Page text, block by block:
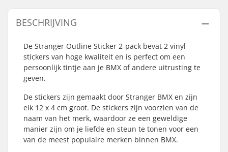
BESCHRIJVING
De Stranger Outline Sticker 2-pack bevat 2 vinyl
stickers van hoge kwaliteit en is perfect om een
persoonlijk tintje aan je BMX of andere uitrusting te
geven.
De stickers zijn gemaakt door Stranger BMX en zijn
elk 12 x 4 cm groot. De stickers zijn voorzien van de
naam van het merk, waardoor ze een geweldige
manier zijn om je liefde en steun te tonen voor een
van de meest populaire merken binnen BMX.